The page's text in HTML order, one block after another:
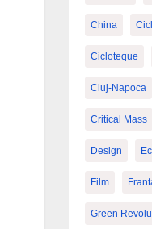
China
Cicloteque
Cluj-Napoca
Critical Mass
Design
Film
Green